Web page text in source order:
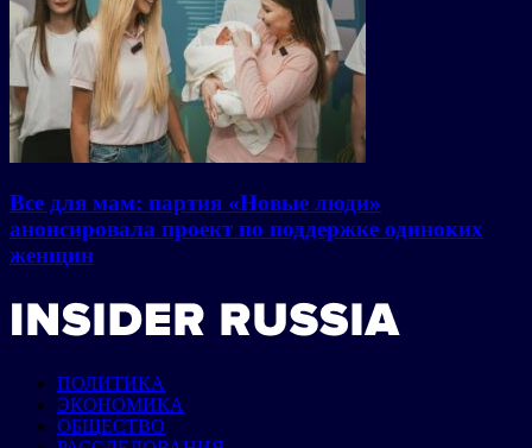
Все для мам: партия «Новые люди»
анонсировала проект по поддержке одиноких
женщин
ПОЛИТИКА
ЭКОНОМИКА
ОБЩЕСТВО